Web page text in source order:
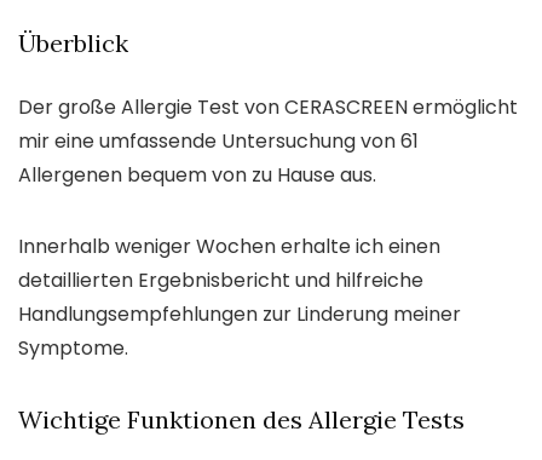
Überblick
Der große Allergie Test von CERASCREEN ermöglicht
mir eine umfassende Untersuchung von 61
Allergenen bequem von zu Hause aus.
Innerhalb weniger Wochen erhalte ich einen
detaillierten Ergebnisbericht und hilfreiche
Handlungsempfehlungen zur Linderung meiner
Symptome.
Wichtige Funktionen des Allergie Tests